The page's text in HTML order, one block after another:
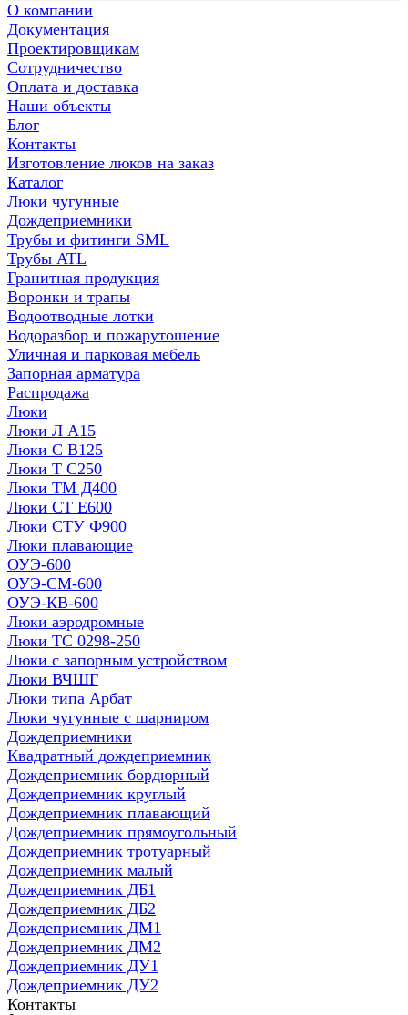
О компании
Документация
Проектировщикам
Сотрудничество
Оплата и доставка
Наши объекты
Блог
Контакты
Изготовление люков на заказ
Каталог
Люки чугунные
Дождеприемники
Трубы и фитинги SML
Трубы ATL
Гранитная продукция
Воронки и трапы
Водоотводные лотки
Водоразбор и пожарутошение
Уличная и парковая мебель
Запорная арматура
Распродажа
Люки
Люки Л А15
Люки С В125
Люки Т С250
Люки ТМ Д400
Люки СТ Е600
Люки СТУ Ф900
Люки плавающие
ОУЭ-600
ОУЭ-СМ-600
ОУЭ-КВ-600
Люки аэродромные
Люки ТС 0298-250
Люки с запорным устройством
Люки ВЧШГ
Люки типа Арбат
Люки чугунные с шарниром
Дождеприемники
Квадратный дождеприемник
Дождеприемник бордюрный
Дождеприемник круглый
Дождеприемник плавающий
Дождеприемник прямоугольный
Дождеприемник тротуарный
Дождеприемник малый
Дождеприемник ДБ1
Дождеприемник ДБ2
Дождеприемник ДМ1
Дождеприемник ДМ2
Дождеприемник ДУ1
Дождеприемник ДУ2
Контакты